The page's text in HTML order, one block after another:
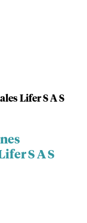
Lifer S A S
S A S